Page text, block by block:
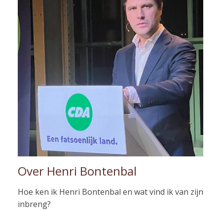
Over Henri Bontenbal
Hoe ken ik Henri Bontenbal en wat vind ik van zijn
inbreng?